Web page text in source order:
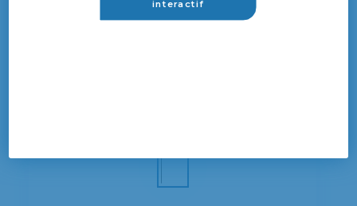
interactif